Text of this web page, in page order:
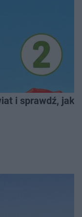
i sprawdź, jaki